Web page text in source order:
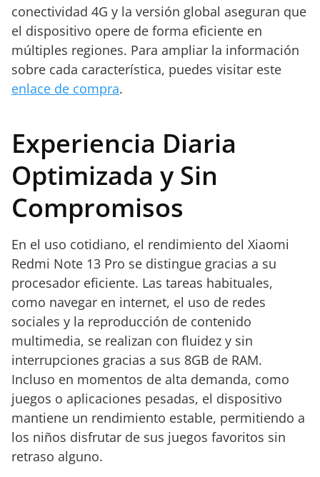
conectividad 4G y la versión global aseguran que
el dispositivo opere de forma eficiente en
múltiples regiones. Para ampliar la información
sobre cada característica, puedes visitar este
enlace de compra.
Experiencia Diaria
Optimizada y Sin
Compromisos
En el uso cotidiano, el rendimiento del Xiaomi
Redmi Note 13 Pro se distingue gracias a su
procesador eficiente. Las tareas habituales,
como navegar en internet, el uso de redes
sociales y la reproducción de contenido
multimedia, se realizan con fluidez y sin
interrupciones gracias a sus 8GB de RAM.
Incluso en momentos de alta demanda, como
juegos o aplicaciones pesadas, el dispositivo
mantiene un rendimiento estable, permitiendo a
los niños disfrutar de sus juegos favoritos sin
retraso alguno.